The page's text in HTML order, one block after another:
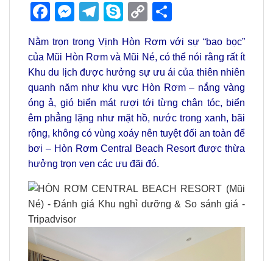
Facebook
Messenger
Telegram
SkypeCopy
Nằm trọn trong Vịnh Hòn Rơm với sự “bao bọc”
của Mũi Hòn Rơm và Mũi Né, có thể nói rằng rất ít
Khu du lịch được hưởng sự ưu ái của thiên nhiên
quanh năm như khu vực Hòn Rơm – nắng vàng
óng ả, gió biển mát rượi tới từng chân tóc, biển
êm phẳng lặng như mặt hồ, nước trong xanh, bãi
rộng, không có vùng xoáy nên tuyệt đối an toàn để
bơi – Hòn Rơm Central Beach Resort được thừa
hưởng trọn vẹn các ưu đãi đó.